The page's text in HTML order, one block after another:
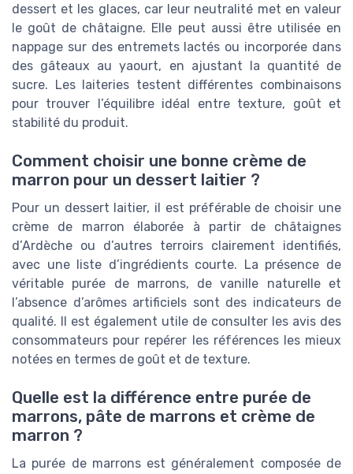
dessert et les glaces, car leur neutralité met en valeur
le goût de châtaigne. Elle peut aussi être utilisée en
nappage sur des entremets lactés ou incorporée dans
des gâteaux au yaourt, en ajustant la quantité de
sucre. Les laiteries testent différentes combinaisons
pour trouver l’équilibre idéal entre texture, goût et
stabilité du produit.
Comment choisir une bonne crème de
marron pour un dessert laitier ?
Pour un dessert laitier, il est préférable de choisir une
crème de marron élaborée à partir de châtaignes
d’Ardèche ou d’autres terroirs clairement identifiés,
avec une liste d’ingrédients courte. La présence de
véritable purée de marrons, de vanille naturelle et
l’absence d’arômes artificiels sont des indicateurs de
qualité. Il est également utile de consulter les avis des
consommateurs pour repérer les références les mieux
notées en termes de goût et de texture.
Quelle est la différence entre purée de
marrons, pâte de marrons et crème de
marron ?
La purée de marrons est généralement composée de